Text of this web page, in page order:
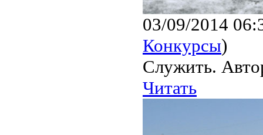
03/09/2014
Конкурсы)
Служить.
Читать